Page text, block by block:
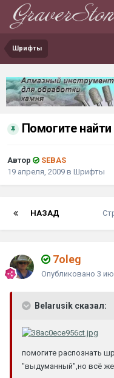
Шрифты
Помогите
Автор
SEBAS
19 апреля, 2009 в Шрифты
НАЗАД
7oleg
Опубликовано 3
Belarusik сказал:
помогите распознать
"выдуманный",но всё